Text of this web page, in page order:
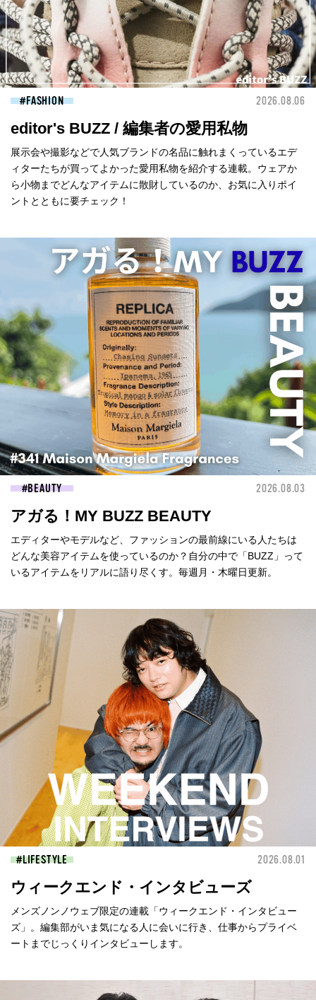
FASHION 2026.08.06
editor's BUZZ / 編集者の愛用私物
展示会や撮影などで人気ブランドの名品に触れまくっているエデ
ィターたちが買ってよかった愛用私物を紹介する連載。ウェアか
ら小物までどんなアイテムに散財しているのか、お気に入りポイ
ントとともに要チェック！
BEAUTY 2026.08.03
アガる！MY BUZZ BEAUTY
エディターやモデルなど、ファッションの最前線にいる人たちは
どんな美容アイテムを使っているのか？自分の中で「BUZZ」って
いるアイテムをリアルに語り尽くす。毎週月・木曜日更新。
LIFESTYLE 2026.08.01
ウィークエンド・インタビューズ
メンズノンノウェブ限定の連載「ウィークエンド・インタビュー
ズ」。編集部がいま気になる人に会いに行き、仕事からプライベ
ートまでじっくりインタビューします。